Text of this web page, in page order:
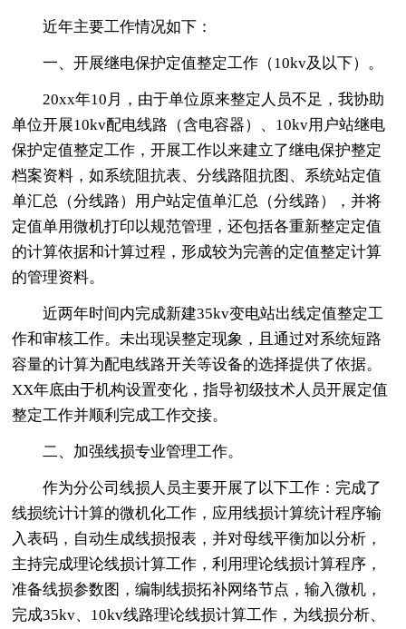
近年主要工作情况如下：
一、开展继电保护定值整定工作（10kv及以下）。
20xx年10月，由于单位原来整定人员不足，我协助
单位开展10kv配电线路（含电容器）、10kv用户站继电
保护定值整定工作，开展工作以来建立了继电保护整定
档案资料，如系统阻抗表、分线路阻抗图、系统站定值
单汇总（分线路）用户站定值单汇总（分线路），并将
定值单用微机打印以规范管理，还包括各重新整定定值
的计算依据和计算过程，形成较为完善的定值整定计算
的管理资料。
近两年时间内完成新建35kv变电站出线定值整定工
作和审核工作。未出现误整定现象，且通过对系统短路
容量的计算为配电线路开关等设备的选择提供了依据。
XX年底由于机构设置变化，指导初级技术人员开展定值
整定工作并顺利完成工作交接。
二、加强线损专业管理工作。
作为分公司线损人员主要开展了以下工作：完成了
线损统计计算的微机化工作，应用线损计算统计程序输
入表码，自动生成线损报表，并对母线平衡加以分析，
主持完成理论线损计算工作，利用理论线损计算程序，
准备线损参数图，编制线损拓补网络节点，输入微机，
完成35kv、10kv线路理论线损计算工作，为线损分析、